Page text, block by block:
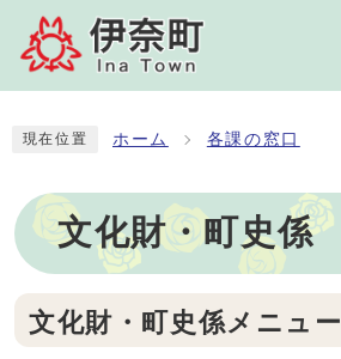
現在位置 ホーム 各課の窓口
文化財・町史係
文化財・町史係メニュー